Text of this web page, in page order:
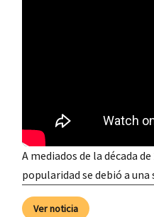
A mediados de la década de
popularidad se debió a
Ver noticia